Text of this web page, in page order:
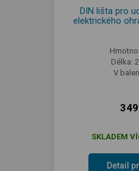
DIN lišta pro
elektrického
Délka:
V
SKLADEM
Detail